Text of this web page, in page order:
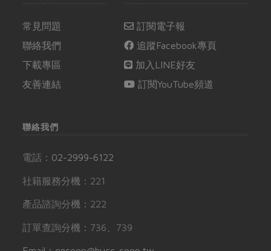
常見問題
聯絡我們
下載專區
友善連結
訂閱電子報
追蹤Facebook專頁
加入LINE好友
訂閱YouTube頻道
聯絡我們
電話： 02-2999-6122
社籍服務分機：221
產品諮詢分機：222
訂單查詢分機：736、739